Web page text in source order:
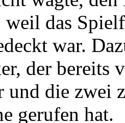
weil das
war.
der bereits
und die zwei
gerufen hat.